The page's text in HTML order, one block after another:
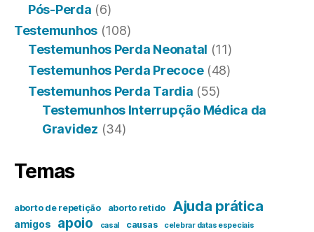
Pós-Perda (6)
Testemunhos (108)
Testemunhos Perda Neonatal (11)
Testemunhos Perda Precoce(48)
Testemunhos Perda Tardia (55)
Testemunhos Interrupção Médica da
Gravidez (34)
Temas
aborto de repetição aborto retido Ajuda prática
amigos apoio casal causas celebrar datas especiais